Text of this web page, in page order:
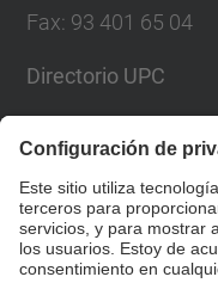
Fax: 93 401 65 04
Directorio UPC
© UPCEscuela Técnica